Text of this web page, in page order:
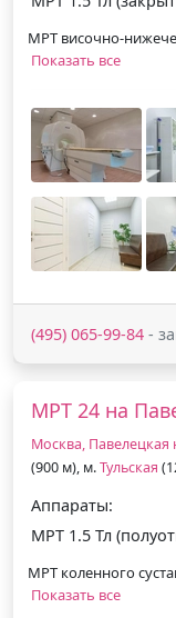
МРТ височно-
Показать все
(495) 065-99-84 -
МРТ 24 на
Москва, Павелецкая
(900 м), м.Тульская
Аппараты:
МРТ 1.5 Тл
МРТ коленного
Показать все